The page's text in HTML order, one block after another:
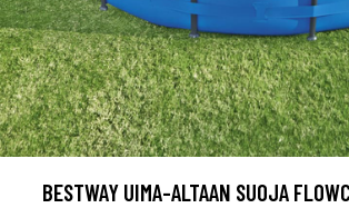
BESTWAY UIMA-ALTAAN SUOJA